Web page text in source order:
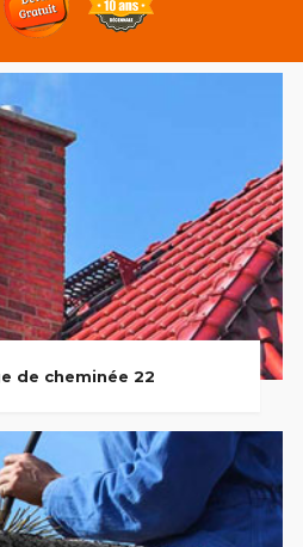
de cheminée 22